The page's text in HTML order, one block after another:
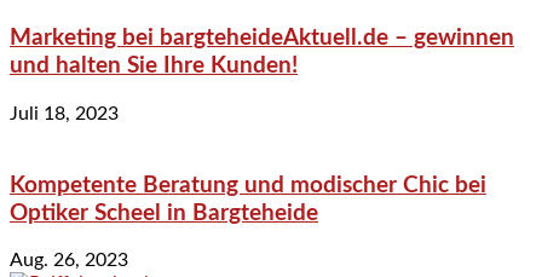
Marketing bei bargteheideAktuell.de – gewinnen
und halten Sie Ihre Kunden!
Juli 18, 2023
Kompetente Beratung und modischer Chic bei
Optiker Scheel in Bargteheide
Aug. 26, 2023